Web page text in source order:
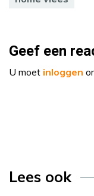
Geef een
U moet inloggen
Lees ook